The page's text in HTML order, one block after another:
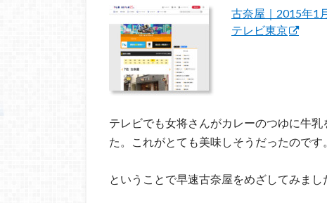
古奈屋｜2015年1
テレビ東京
テレビでも女将さんがカレーのつゆに牛
た。これがとても美味しそうだったのです。
ということで早速古奈屋をめざしてみまし